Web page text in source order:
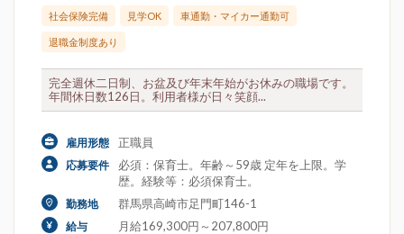
社会保険完備 見学OK 車通勤・マイカー通勤可
退職金制度あり
完全週休二日制、お盆及び年末年始がお休みの職場です。
年間休日数126日。利用者様が日々笑顔...
雇用形態 正職員
応募要件
必須：保育士。年齢～59歳 定年を上限。学
歴。経験等：必須保育士。
勤務地 群馬県高崎市足門町146-1
給与 月給169,300円～207,800円